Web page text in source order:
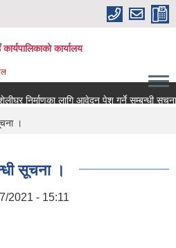
कार्यालय
निर्माणका लागि आवेदन पेश गर्ने सम्बन्धी सूचना.
।
सूचना ।
2021 - 15:11